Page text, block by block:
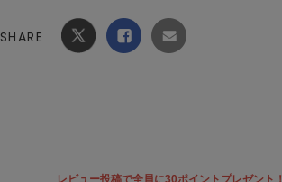
SHARE
レビュー投稿で全員に30ポイントプレゼント！